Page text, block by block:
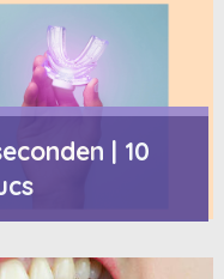
| 10